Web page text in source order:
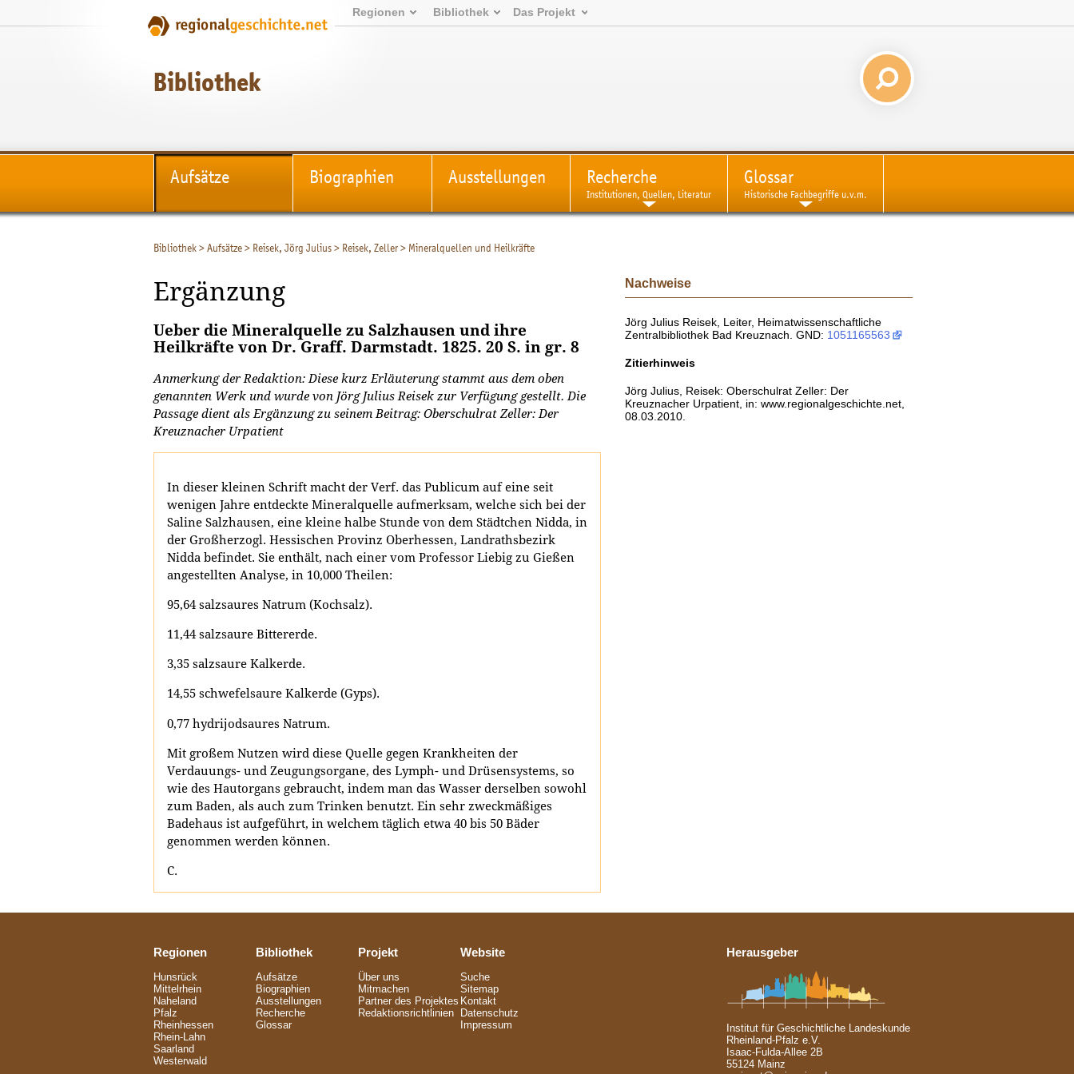
Regionen Bibliothek Das Projekt
Bibliothek
Aufsätze Biographien Ausstellungen Recherche
Institutionen, Quellen, Literatur
Glossar
Historische Fachbegriffe u.v.m.
Bibliothek>Aufsätze> Reisek, Jörg Julius> Reisek, Zeller> Mineralquellen und Heilkräfte
Ergänzung
Ueber die Mineralquelle zu Salzhausen und ihre
Heilkräfte von Dr. Graff. Darmstadt. 1825. 20 S. in gr. 8
Anmerkung der Redaktion: Diese kurz Erläuterung stammt aus dem oben
genannten Werk und wurde von Jörg Julius Reisek zur Verfügung gestellt. Die
Passage dient als Ergänzung zu seinem Beitrag: Oberschulrat Zeller: Der
Kreuznacher Urpatient
In dieser kleinen Schrift macht der Verf. das Publicum auf eine seit
wenigen Jahre entdeckte Mineralquelle aufmerksam, welche sich bei der
Saline Salzhausen, eine kleine halbe Stunde von dem Städtchen Nidda, in
der Großherzogl. Hessischen Provinz Oberhessen, Landrathsbezirk
Nidda befindet. Sie enthält, nach einer vom Professor Liebig zu Gießen
angestellten Analyse, in 10,000 Theilen:
95,64 salzsaures Natrum (Kochsalz).
11,44 salzsaure Bittererde.
3,35 salzsaure Kalkerde.
14,55 schwefelsaure Kalkerde (Gyps).
0,77 hydrijodsaures Natrum.
Mit großem Nutzen wird diese Quelle gegen Krankheiten der
Verdauungs- und Zeugungsorgane, des Lymph- und Drüsensystems, so
wie des Hautorgans gebraucht, indem man das Wasser derselben sowohl
zum Baden, als auch zum Trinken benutzt. Ein sehr zweckmäßiges
Badehaus ist aufgeführt, in welchem täglich etwa 40 bis 50 Bäder
genommen werden können.
C.
Nachweise
Jörg Julius Reisek, Leiter, Heimatwissenschaftliche
Zentralbibliothek Bad Kreuznach. GND: 1051165563
Zitierhinweis
Jörg Julius, Reisek: Oberschulrat Zeller: Der
Kreuznacher Urpatient, in: www.regionalgeschichte.net,
08.03.2010.
Regionen
Hunsrück
Mittelrhein
Naheland
Pfalz
Rheinhessen
Rhein-Lahn
Saarland
Westerwald
Bibliothek
Aufsätze
Biographien
Ausstellungen
Recherche
Glossar
Projekt
Über uns
Mitmachen
Partner des Projektes
Redaktionsrichtlinien
Website
Suche
Sitemap
Kontakt
Datenschutz
Impressum
Herausgeber
Institut für Geschichtliche Landeskunde
Rheinland-Pfalz e.V.
Isaac-Fulda-Allee 2B
55124 Mainz